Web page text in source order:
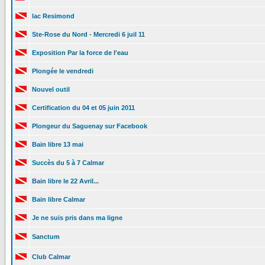
lac Resimond
Ste-Rose du Nord - Mercredi 6 juil 11
Exposition Par la force de l'eau
Plongée le vendredi
Nouvel outil
Certification du 04 et 05 juin 2011
Plongeur du Saguenay sur Facebook
Bain libre 13 mai
Succès du 5 à 7 Calmar
Bain libre le 22 Avril...
Bain libre Calmar
Je ne suis pris dans ma ligne
Sanctum
Club Calmar